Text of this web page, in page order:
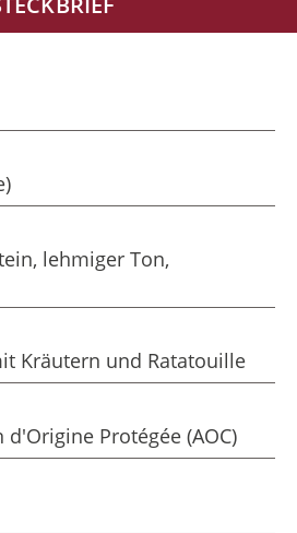
lehmiger Ton,
Kräutern und Ratatouille
Protégée (AOC)